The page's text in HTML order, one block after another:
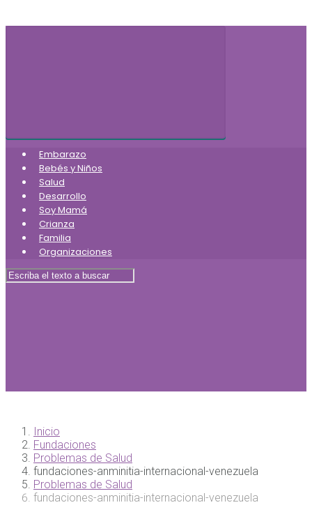
Embarazo
Bebés y Niños
Salud
Desarrollo
Soy Mamá
Crianza
Familia
Organizaciones
Inicio
Fundaciones
Problemas de Salud
fundaciones-anminitia-internacional-venezuela
Problemas de Salud
fundaciones-anminitia-internacional-venezuela